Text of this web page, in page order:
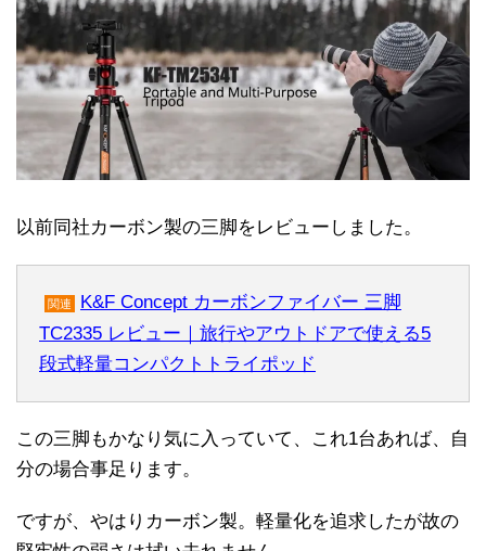
以前同社カーボン製の三脚をレビューしました。
関連
K&F Concept カーボンファイバー 三脚
TC2335 レビュー｜旅行やアウトドアで使える5
段式軽量コンパクトトライポッド
この三脚もかなり気に入っていて、これ1台あれば、自
分の場合事足ります。
ですが、やはりカーボン製。軽量化を追求したが故の